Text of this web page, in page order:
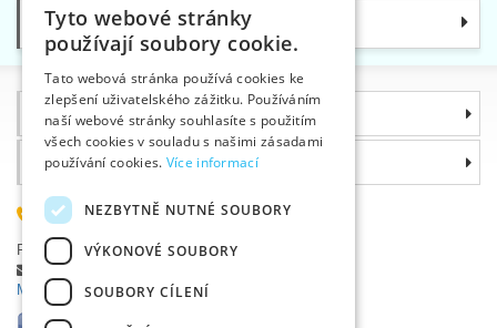
Kategorie
Informace
Proč si zvolit právě nás
585 051 217
Plzeňská 868, 783 91 Uničov, Česká republika
Položit dotaz
Máte problémy s přihlášením ?
ENGLISH
GERMAN
Tyto webové stránky
používají soubory cookie.
Tato webová stránka používá cookies ke
zlepšení uživatelského zážitku. Používáním
naší webové stránky souhlasíte s použitím
všech cookies v souladu s našimi zásadami
používání cookies. Více informací
NEZBYTNĚ NUTNÉ SOUBORY
VÝKONOVÉ SOUBORY
SOUBORY CÍLENÍ